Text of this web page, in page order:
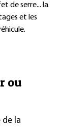
de serre... la
et les
ou
la